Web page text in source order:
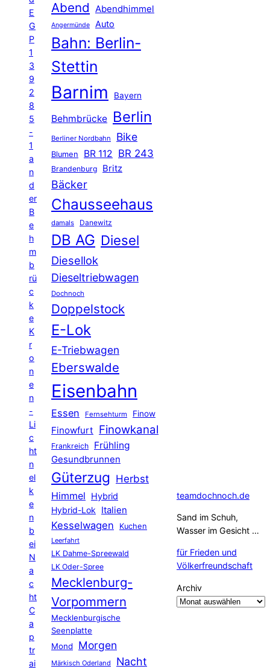
E
G
P
1
3
9
2
8
5
-
1
a
n
d
er
B
e
h
m
b
rü
c
k
e
K
r
o
n
e
n
-
Li
c
ht
n
el
k
e
n
b
ei
N
a
c
ht
C
a
p
tr
ai
Abend Abendhimmel
Angermünde Auto
Bahn: Berlin-
Stettin
Barnim Bayern
Behmbrücke Berlin
Berliner Nordbahn Bike
Blumen BR 112 BR 243
Brandenburg Britz
Bäcker
Chausseehaus
damals Danewitz
DB AG Diesel
Diesellok
Dieseltriebwagen
Dochnoch
Doppelstock
E-Lok
E-Triebwagen
Eberswalde
Eisenbahn
Essen Fernsehturm Finow
Finowfurt Finowkanal
Frankreich Frühling
Gesundbrunnen
Güterzug Herbst
Himmel
Hybrid
Hybrid-Lok Italien
Kesselwagen Kuchen
Leerfahrt
LK Dahme-Spreewald
LK Oder-Spree
Mecklenburg-
Vorpommern
Mecklenburgische
Seenplatte
Mond
Morgen
Märkisch Oderland Nacht
teamdochnoch.de
Sand im Schuh,
Wasser im Gesicht …
für Frieden und
Völkerfreundschaft
Archiv